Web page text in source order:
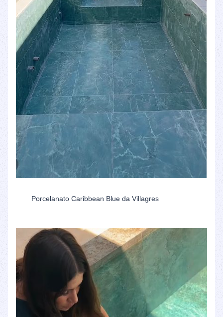
Porcelanato Caribbean Blue da Villagres